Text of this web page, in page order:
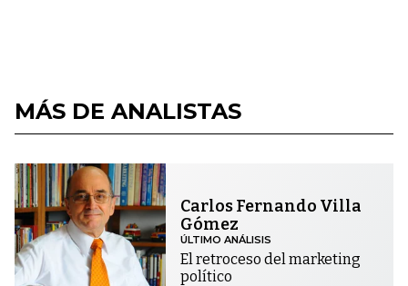
MÁS DE ANALISTAS
Carlos Fernando Villa
Gómez
ÚLTIMO ANÁLISIS
El retroceso del marketing
político